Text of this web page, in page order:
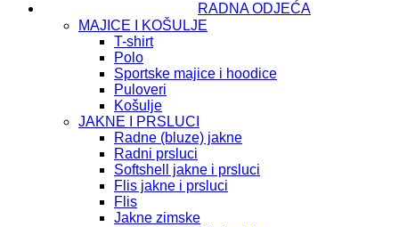
RADNA ODJEĆA
MAJICE I KOŠULJE
T-shirt
Polo
Sportske majice i hoodice
Puloveri
Košulje
JAKNE I PRSLUCI
Radne (bluze) jakne
Radni prsluci
Softshell jakne i prsluci
Flis jakne i prsluci
Flis
Jakne zimske